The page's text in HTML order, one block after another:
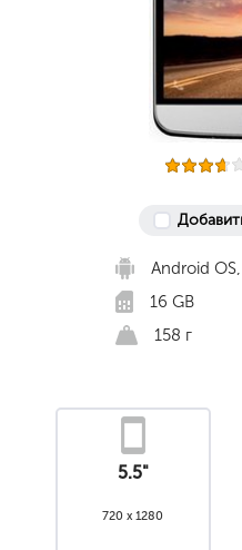
Android
16 GB
158 г
5.5"
720 x 1280